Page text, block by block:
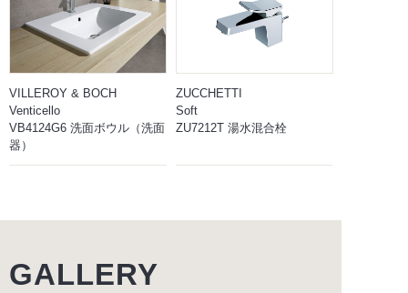
VILLEROY & BOCH
Venticello
VB4124G6 洗面ボウル（洗面
器）
ZUCCHETTI
Soft
ZU7212T 湯水混合栓
GALLERY